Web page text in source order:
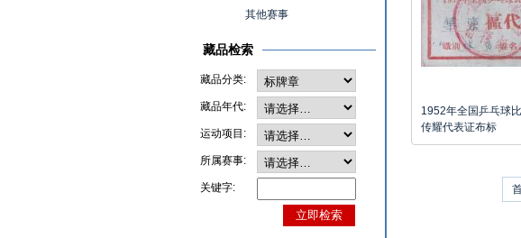
其他赛事
藏品检索
藏品分类:
藏品年代:
运动项目:
所属赛事:
关键字:
1952年全国乒乓球
传耀代表证布标